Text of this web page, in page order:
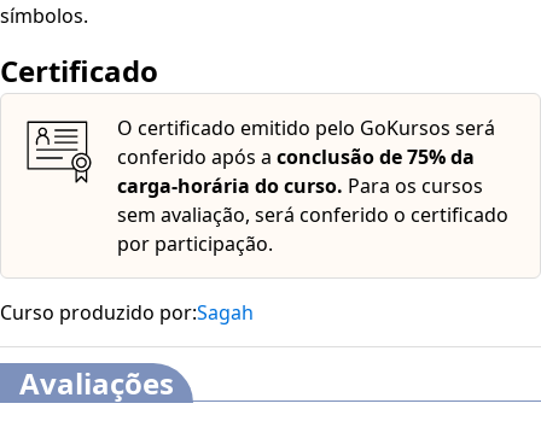
símbolos.
Certificado
O certificado emitido pelo GoKursos será
conferido após a conclusão de 75% da
carga-horária do curso. Para os cursos
sem avaliação, será conferido o certificado
por participação.
Curso produzido por:Sagah
Avaliações